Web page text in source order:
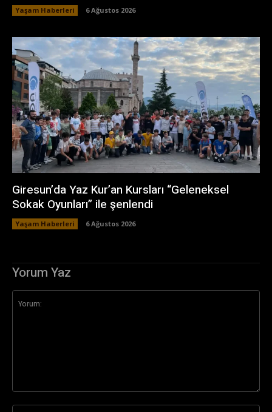
Yaşam Haberleri 6 Ağustos 2026
Giresun’da Yaz Kur’an Kursları “Geleneksel
Sokak Oyunları” ile şenlendi
Yaşam Haberleri 6 Ağustos 2026
Yorum Yaz